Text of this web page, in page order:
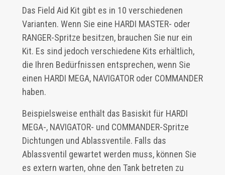
Das Field Aid Kit gibt es in 10 verschiedenen
Varianten. Wenn Sie eine HARDI MASTER- oder
RANGER-Spritze besitzen, brauchen Sie nur ein
Kit. Es sind jedoch verschiedene Kits erhältlich,
die Ihren Bedürfnissen entsprechen, wenn Sie
einen HARDI MEGA, NAVIGATOR oder COMMANDER
haben.
Beispielsweise enthält das Basiskit für HARDI
MEGA-, NAVIGATOR- und COMMANDER-Spritze
Dichtungen und Ablassventile. Falls das
Ablassventil gewartet werden muss, können Sie
es extern warten, ohne den Tank betreten zu